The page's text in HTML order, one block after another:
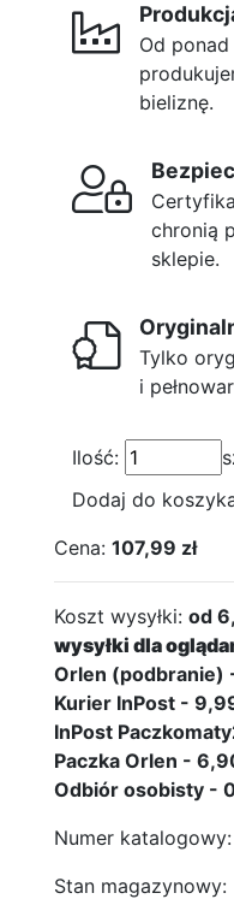
Od ponad
bieliznę.
chronią
sklepie.
Tylko
i
Ilość:
Dodaj do
Cena: 107,99 zł
Koszt wysyłki: od
wysyłki dla
Orlen (podbranie)
Kurier InPost -
InPost
Paczka Orlen -
Odbiór osobisty -
Numer katalogowy:
Stan magazynowy: